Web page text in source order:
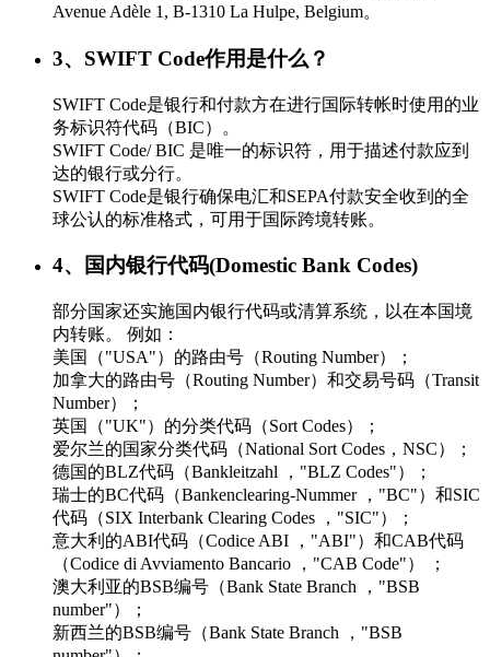
Avenue Adèle 1, B-1310 La Hulpe, Belgium。
3、SWIFT Code作用是什么？
SWIFT Code是银行和付款方在进行国际转帐时使用的业
务标识符代码（BIC）。
SWIFT Code/ BIC 是唯一的标识符，用于描述付款应到
达的银行或分行。
SWIFT Code是银行确保电汇和SEPA付款安全收到的全
球公认的标准格式，可用于国际跨境转账。
4、国内银行代码(Domestic Bank Codes)
部分国家还实施国内银行代码或清算系统，以在本国境
内转账。 例如：
美国（"USA"）的路由号（Routing Number）；
加拿大的路由号（Routing Number）和交易号码（Transit
Number）；
英国（"UK"）的分类代码（Sort Codes）；
爱尔兰的国家分类代码（National Sort Codes，NSC）；
德国的BLZ代码（Bankleitzahl ，"BLZ Codes"）；
瑞士的BC代码（Bankenclearing-Nummer ，"BC"）和SIC
代码（SIX Interbank Clearing Codes ，"SIC"）；
意大利的ABI代码（Codice ABI ，"ABI"）和CAB代码
（Codice di Avviamento Bancario ，"CAB Code"） ；
澳大利亚的BSB编号（Bank State Branch ，"BSB
number"）；
新西兰的BSB编号（Bank State Branch ，"BSB